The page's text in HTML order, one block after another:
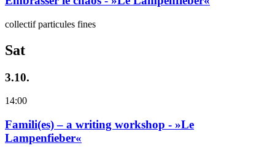
collectif particules fines
Sat
3.10.
14:00
Famili(es) – a writing workshop - »Le
Lampenfieber«